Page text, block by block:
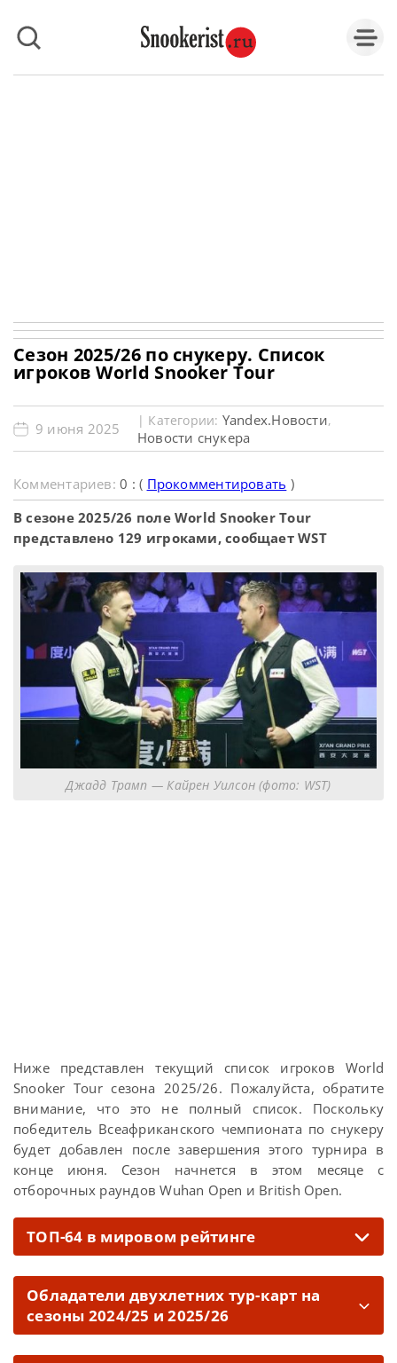
Сезон 2025/26 по снукеру. Список
игроков World Snooker Tour
9 июня 2025 | Категории: Yandex.Новости,
Новости снукера
Комментариев:0 : ( Прокомментировать )
В сезоне 2025/26 поле World Snooker Tour
представлено 129 игроками, сообщает WST
Джадд Трамп — Кайрен Уилсон (фото: WST)
Ниже представлен текущий список игроков World
Snooker Tour сезона 2025/26. Пожалуйста, обратите
внимание, что это не полный список. Поскольку
победитель Всеафриканского чемпионата по снукеру
будет добавлен после завершения этого турнира в
конце июня. Сезон начнется в этом месяце с
отборочных раундов Wuhan Open и British Open.
ТОП-64 в мировом рейтинге
Обладатели двухлетних тур-карт на
сезоны 2024/25 и 2025/26